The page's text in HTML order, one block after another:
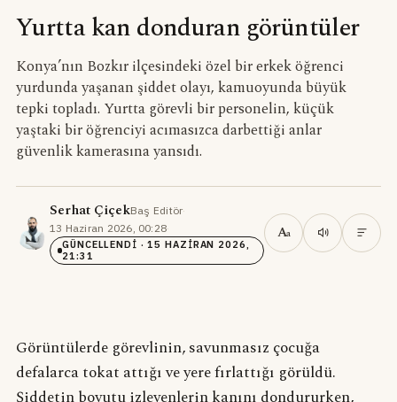
Yurtta kan donduran görüntüler
Konya’nın Bozkır ilçesindeki özel bir erkek öğrenci
yurdunda yaşanan şiddet olayı, kamuoyunda büyük
tepki topladı. Yurtta görevli bir personelin, küçük
yaştaki bir öğrenciyi acımasızca darbettiği anlar
güvenlik kamerasına yansıdı.
Serhat ÇiçekBaş Editör·
13 Haziran 2026, 00:28·
GÜNCELLENDI · 15 HAZIRAN 2026,
21:31
Aa
Görüntülerde görevlinin, savunmasız çocuğa
defalarca tokat attığı ve yere fırlattığı görüldü.